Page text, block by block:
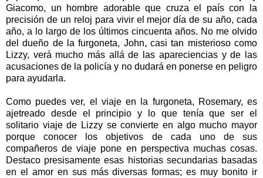
Giacomo, un hombre adorable que cruza el país con la
precisión de un reloj para vivir el mejor día de su año, cada
año, a lo largo de los últimos cincuenta años. No me olvido
del dueño de la furgoneta, John, casi tan misterioso como
Lizzy, verá mucho más allá de las apareciencias y de las
acusaciones de la policía y no dudará en ponerse en peligro
para ayudarla.
Como puedes ver, el viaje en la furgoneta, Rosemary, es
ajetreado desde el principio y lo que tenía que ser el
solitario viaje de Lizzy se convierte en algo mucho mayor
porque conocer los objetivos de cada uno de sus
compañeros de viaje pone en perspectiva muchas cosas.
Destaco presisamente esas historias secundarias basadas
en el amor en sus más diversas formas; es muy bonito ir